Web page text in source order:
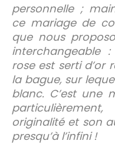
personnelle ;
ce mariage de
que nous
interchangeable
rose est serti d’or
la bague, sur
blanc. C’est une
originalité et son
presqu’à l’infini !